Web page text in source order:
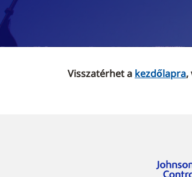
Visszatérhet a kezdőlapra,